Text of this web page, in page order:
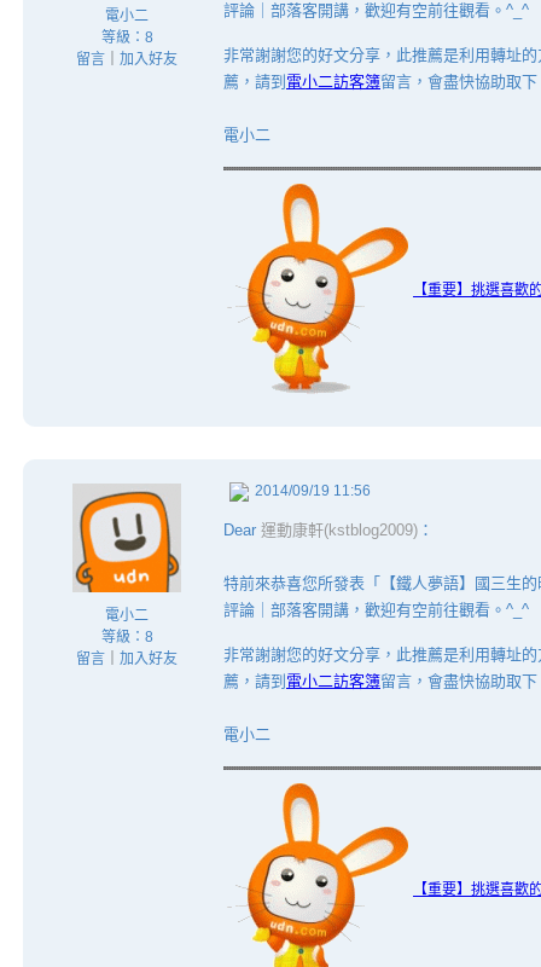
電小二
等級：8
留言
加入好友
評論｜部落客開講，歡迎有空前往觀看。^_^
非常謝謝您的好文分享，此推薦是利用轉址
薦，請到 電小二訪客簿留言，會盡快協助取下
電小二
【重要】挑選喜歡
電小二
等級：8
留言
加入好友
2014/09/19 11:56
Dear 運動康軒(kstblog2009) ：
特前來恭喜您所發表「【鐵人夢語】國三生
評論｜部落客開講，歡迎有空前往觀看。^_^
非常謝謝您的好文分享，此推薦是利用轉址
薦，請到 電小二訪客簿留言，會盡快協助取下
電小二
【重要】挑選喜歡